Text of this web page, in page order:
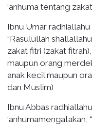
‘anhuma tentang
Ibnu Umar radhiallahu
“Rasulullah
zakat fitri (zakat
maupun orang
anak kecil maupun
dan Muslim)
Ibnu Abbas radhiallahu
‘anhumamengatakan,